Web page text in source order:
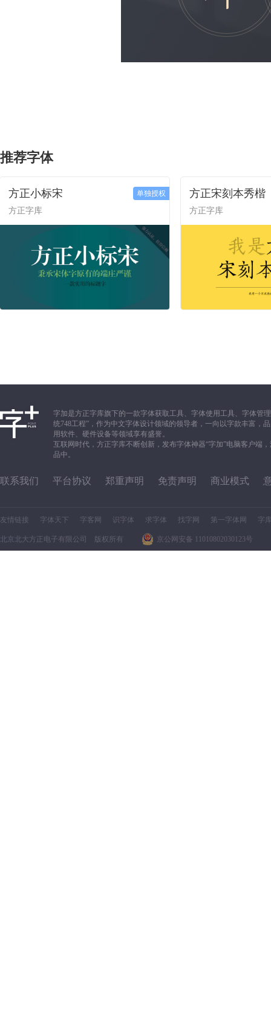
推荐字体
方正小标宋
方正字库
单独授权 方正宋刻本秀楷
方正字库
字加是方正字库旗下的一款字体获取工具、字体使用工具、字体管
统748工程”，作为中文字体设计领域的领导者，一向以字款丰富，
用软件、硬件设备等领域享有盛誉。
互联网时代，方正字库不断创新，发布字体神器“字加”电脑客户端
品中。
联系我们 平台协议 郑重声明 免责声明 商业模式
友情链接 字体天下 字客网 识字体 求字体 找字网 第一字体网 字
北京北大方正电子有限公司 版权所有 京公网安备 11010802030123号